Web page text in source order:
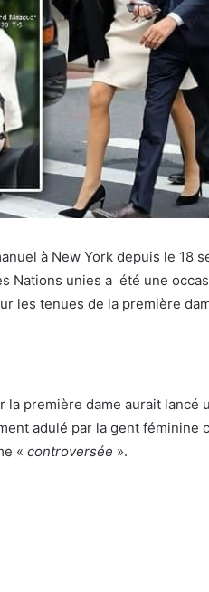
à New York depuis le 18
Nations unies a été une
les tenues de la première
la première dame aurait lancé
adulé par la gent féminine
« controversée ».